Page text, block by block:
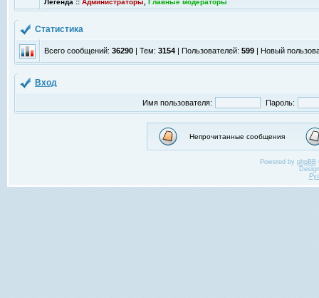
Легенда :: Администраторы Главные модераторы
Статистика
Всего сообщений: 36290 | Тем: 3154 | Пользователей: 599 | Новый
Вход
Имя пользователя: Пароль:
Непрочитанные сообщения
Powered by phpBB